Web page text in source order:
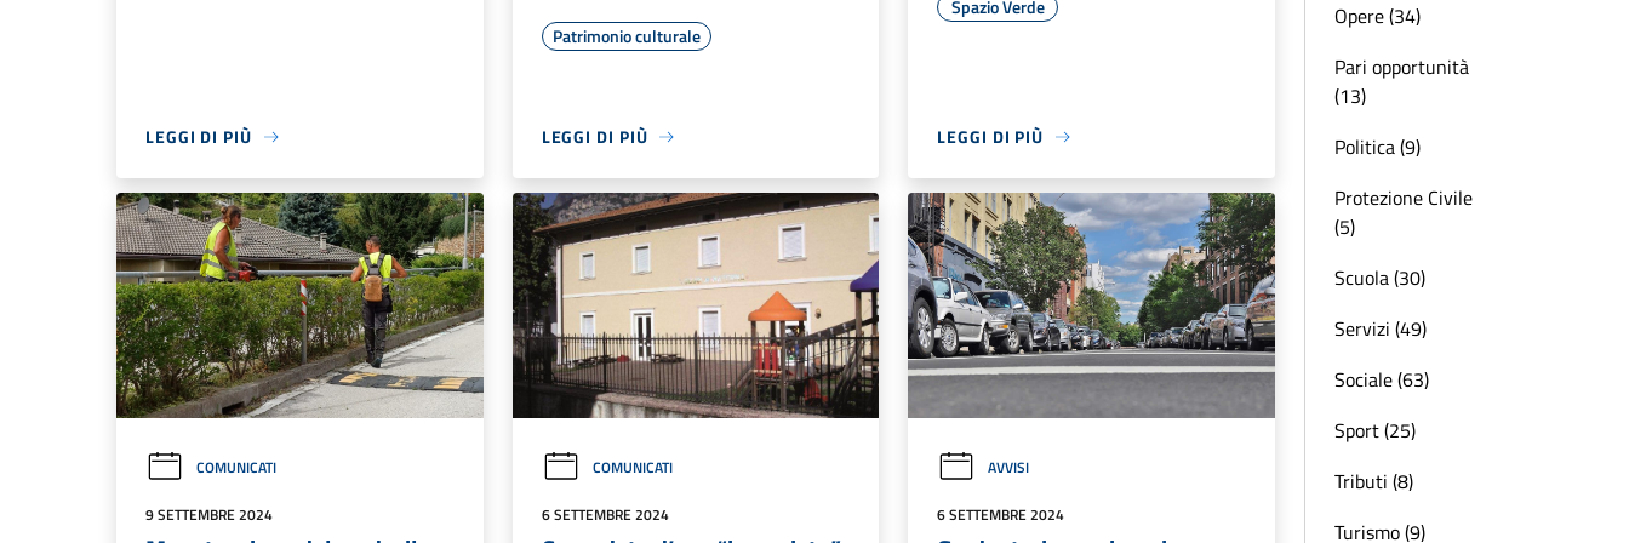
LEGGI DI PIÙ
Patrimonio culturale
LEGGI DI PIÙ
Spazio Verde
LEGGI DI PIÙ
COMUNICATI
9 SETTEMBRE 2024
COMUNICATI
6 SETTEMBRE 2024
AVVISI
6 SETTEMBRE 2024
Opere (34)
Pari opportunità
(13)
Politica (9)
Protezione Civile
(5)
Scuola (30)
Servizi (49)
Sociale (63)
Sport (25)
Tributi (8)
Turismo (9)